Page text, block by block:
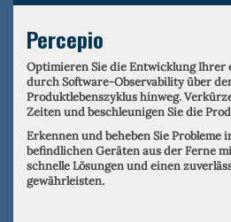
Percepio
Optimieren Sie die Entwicklung Ihrer
durch Software-Observability über
Produktlebenszyklus hinweg.
Zeiten und beschleunigen Sie die
Erkennen und beheben Sie Probleme
befindlichen Geräten aus der Ferne
schnelle Lösungen und einen
gewährleisten.